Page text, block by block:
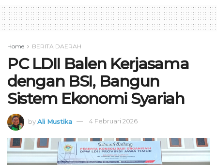
Home BERITA DAERAH
PC LDII Balen Kerjasama
dengan BSI, Bangun
Sistem Ekonomi Syariah
byAli Mustika 4 Februari 2026